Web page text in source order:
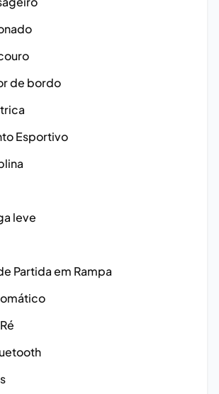
de bordo
Esportivo
leve
Partida em Rampa